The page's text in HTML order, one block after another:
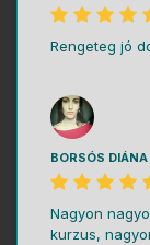
Rengeteg jó
BORSÓS DIÁNA
Nagyon
kurzus,